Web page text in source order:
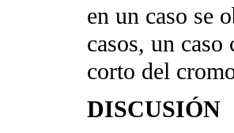
en un caso se
casos, un
corto del
DISCUSIÓN